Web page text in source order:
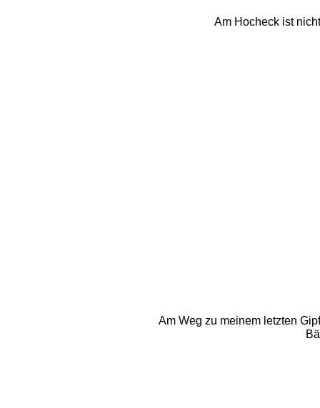
Am Hocheck ist
Am Weg zu meinem letzten